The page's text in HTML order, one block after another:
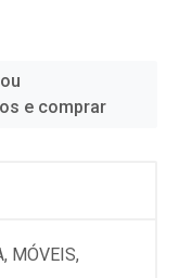
e comprar
MÓVEIS,